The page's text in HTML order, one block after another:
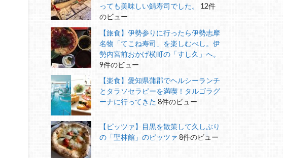
っても美味しい鯖寿司でした。
12件
のビュー
【旅食】伊勢参りに行ったら伊勢志摩
名物「てこね寿司」を楽しむべし。伊
勢内宮前おかげ横町の「すし久」へ。
9件のビュー
【楽食】愛知県蒲郡でヘルシーランチ
とタラソセラピーを満喫！タルゴラグ
ーナに行ってきた 8件のビュー
【ピッツァ】目黒を散策して久しぶり
の「聖林館」のピッツァ 8件のビュー